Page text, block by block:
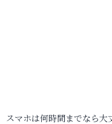
スマホは何時間までなら